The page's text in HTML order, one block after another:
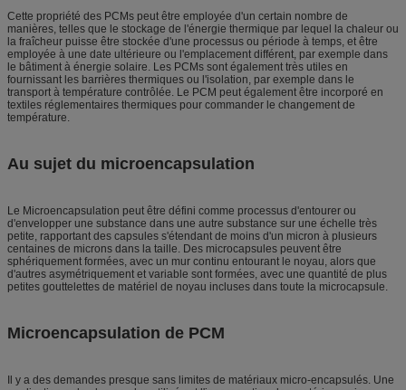
Cette propriété des PCMs peut être employée d'un certain nombre de
manières, telles que le stockage de l'énergie thermique par lequel la chaleur ou
la fraîcheur puisse être stockée d'une processus ou période à temps, et être
employée à une date ultérieure ou l'emplacement différent, par exemple dans
le bâtiment à énergie solaire. Les PCMs sont également très utiles en
fournissant les barrières thermiques ou l'isolation, par exemple dans le
transport à température contrôlée. Le PCM peut également être incorporé en
textiles réglementaires thermiques pour commander le changement de
température.
Au sujet du microencapsulation
Le Microencapsulation peut être défini comme processus d'entourer ou
d'envelopper une substance dans une autre substance sur une échelle très
petite, rapportant des capsules s'étendant de moins d'un micron à plusieurs
centaines de microns dans la taille. Des microcapsules peuvent être
sphériquement formées, avec un mur continu entourant le noyau, alors que
d'autres asymétriquement et variable sont formées, avec une quantité de plus
petites gouttelettes de matériel de noyau incluses dans toute la microcapsule.
Microencapsulation de PCM
Il y a des demandes presque sans limites de matériaux micro-encapsulés. Une